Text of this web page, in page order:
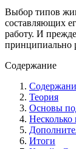
Выбор типов
составляющих
работу. И
принципиально
Содержание
Теория
Основы
Несколько
Итоги